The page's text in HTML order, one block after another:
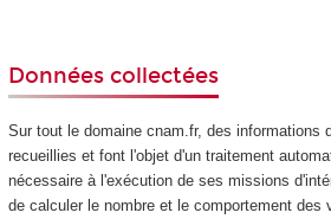
Données collectées
Sur tout le domaine cnam.fr, des informations
recueillies et font l'objet d'un traitement
nécessaire à l'exécution de ses missions
de calculer le nombre et le comportement des